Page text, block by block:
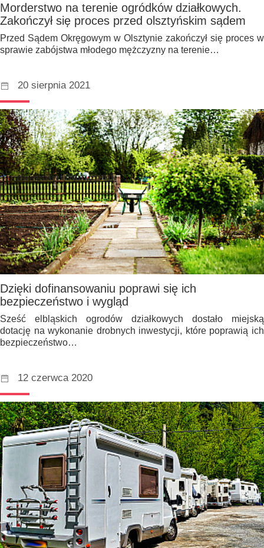
Morderstwo na terenie ogródków działkowych.
Zakończył się proces przed olsztyńskim sądem
Przed Sądem Okręgowym w Olsztynie zakończył się proces w
sprawie zabójstwa młodego mężczyzny na terenie…
20 sierpnia 2021
Dzięki dofinansowaniu poprawi się ich
bezpieczeństwo i wygląd
Sześć elbląskich ogrodów działkowych dostało miejską
dotację na wykonanie drobnych inwestycji, które poprawią ich
bezpieczeństwo…
12 czerwca 2020